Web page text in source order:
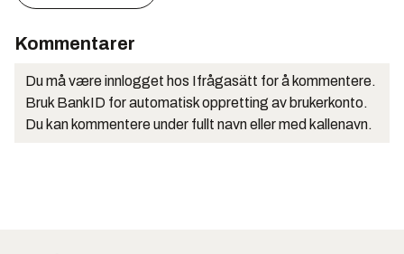
Kommentarer
Du må være innlogget hos Ifrågasätt for å kommentere.
Bruk BankID for automatisk oppretting av brukerkonto.
Du kan kommentere under fullt navn eller med kallenavn.